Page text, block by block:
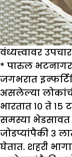
वंध्यत्त्वावर
* पारुल भटनागर
जगभरात
असलेल्या
भारतात १० ते १५
समस्या भेडसावत
जोडप्यांपैकी ३
घेतात. शहरी